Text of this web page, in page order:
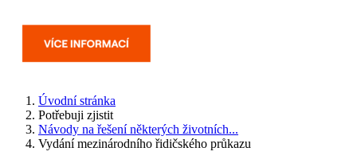
Úvodní stránka
Potřebuji zjistit
Návody na řešení některých životních...
Vydání mezinárodního řidičského průkazu